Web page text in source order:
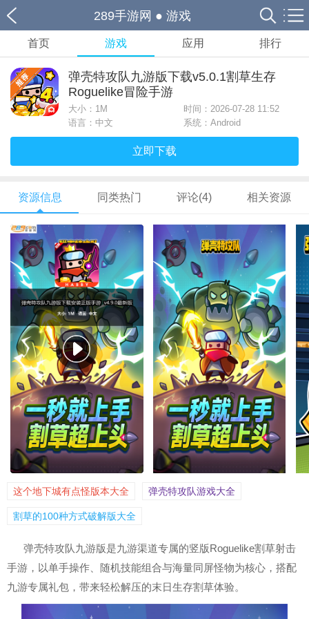
289手游网 ● 游戏
首页 游戏 应用 排行
弹壳特攻队九游版下载v5.0.1割草生存
Roguelike冒险手游
大小： 1M
时间：2026-07-28 11:52
语言：中文
系统：Android
立即下载
资源信息 同类热门 评论(4) 相关资源
这个地下城有点怪版本大全 弹壳特攻队游戏大全
割草的100种方式破解版大全
弹壳特攻队九游版是九游渠道专属的竖版Roguelike割草射击
手游，以单手操作、随机技能组合与海量同屏怪物为核心，搭配
九游专属礼包，带来轻松解压的末日生存割草体验。